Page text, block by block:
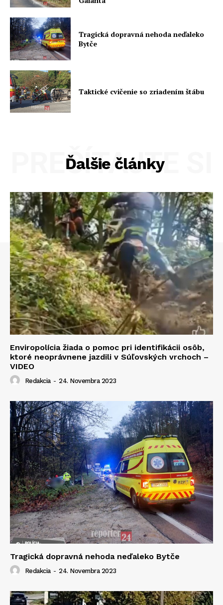
Tragická dopravná nehoda neďaleko
Bytče
Taktické cvičenie so zriadením štábu
Ďalšie články
PREČÍTAJTE SI
Enviropolícia žiada o pomoc pri identifikácii osôb,
ktoré neoprávnene jazdili v Súľovských vrchoch –
VIDEO
Redakcia - 24. Novembra 2023
Tragická dopravná nehoda neďaleko Bytče
Redakcia - 24. Novembra 2023